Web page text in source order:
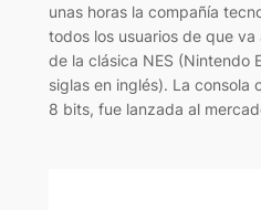
unas horas la compañía
todos los usuarios de que
de la clásica NES (Nintendo
siglas en inglés). La consola
8 bits, fue lanzada al